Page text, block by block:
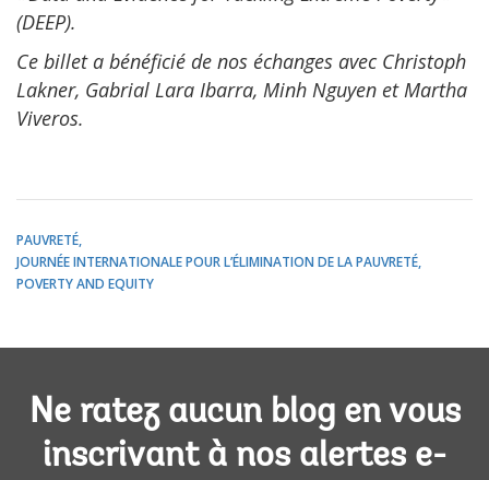
(DEEP).
Ce billet a bénéficié de nos échanges avec Christoph
Lakner, Gabrial Lara Ibarra, Minh Nguyen et Martha
Viveros.
PAUVRETÉ
JOURNÉE INTERNATIONALE POUR L’ÉLIMINATION DE LA PAUVRETÉ
POVERTY AND EQUITY
Ne ratez aucun blog en vous
inscrivant à nos alertes e-